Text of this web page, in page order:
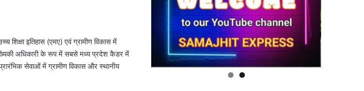
इतिहास (एमए) एवं ग्रामीण विकास में
अधिकारी के रूप में सबसे मध्य प्रदेश कैडर में
सेवाओं में ग्रामीण विकास और स्थानीय